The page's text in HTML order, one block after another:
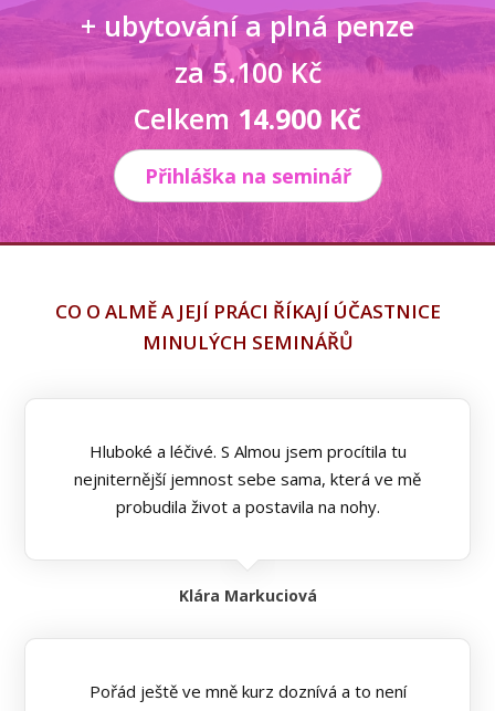
+ ubytování a plná penze
za 5.100 Kč
Celkem 14.900 Kč
Přihláška na seminář
CO O ALMĚ A JEJÍ PRÁCI ŘÍKAJÍ ÚČASTNICE
MINULÝCH SEMINÁŘŮ
Hluboké a léčivé. S Almou jsem procítila tu
nejniternější jemnost sebe sama, která ve mě
probudila život a postavila na nohy.
Klára Markuciová
Pořád ještě ve mně kurz doznívá a to není